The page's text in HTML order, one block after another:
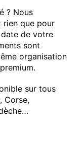
? Nous
rien que pour
de votre
sont
organisation
sur tous
Corse,